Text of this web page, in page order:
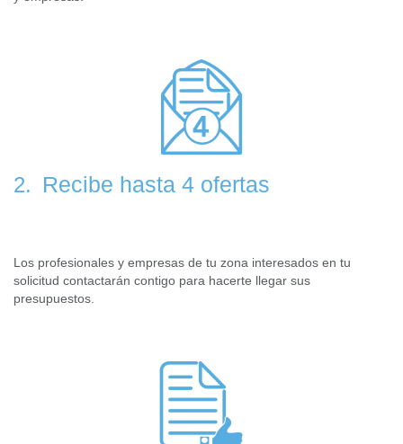
2. Recibe hasta 4 ofertas
Los profesionales y empresas de tu zona interesados en tu
solicitud contactarán contigo para hacerte llegar sus
presupuestos.